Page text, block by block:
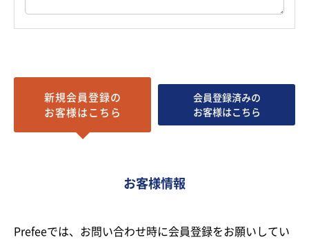
新規会員登録の
お客様はこちら
会員登録済みの
お客様はこちら
お客様情報
Prefeeでは、お問い合わせ時に会員登録をお願いしてい